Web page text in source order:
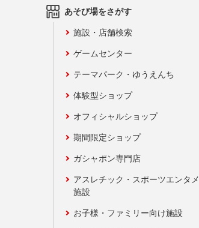
あそび場をさがす
施設・店舗検索
ゲームセンター
テーマパーク・ゆうえんち
体験型ショップ
オフィシャルショップ
期間限定ショップ
ガシャポン専門店
アスレチック・スポーツエンタメ
施設
お子様・ファミリー向け施設